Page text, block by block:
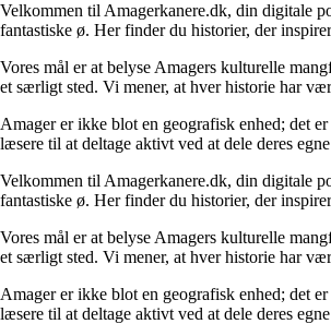
Velkommen til Amagerkanere.dk, din digitale
fantastiske ø. Her finder du historier, der
Vores mål er at belyse Amagers kulturelle
et særligt sted. Vi mener, at hver historie har
Amager er ikke blot en geografisk enhed; det
læsere til at deltage aktivt ved at dele deres
Velkommen til Amagerkanere.dk, din digitale
fantastiske ø. Her finder du historier, der
Vores mål er at belyse Amagers kulturelle
et særligt sted. Vi mener, at hver historie har
Amager er ikke blot en geografisk enhed; det
læsere til at deltage aktivt ved at dele deres